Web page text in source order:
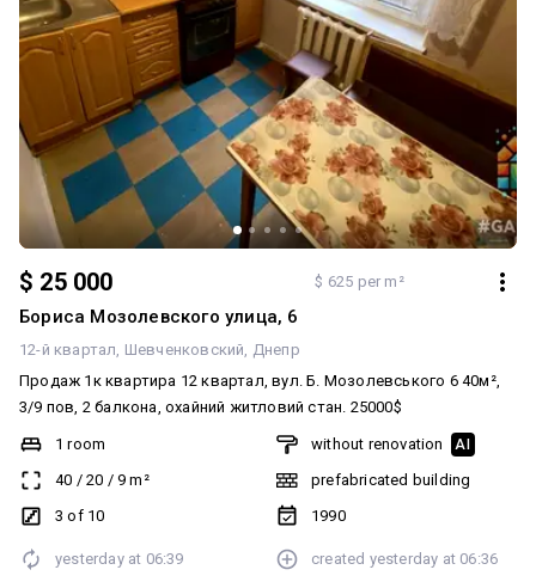
$ 25 000 $ 625 per m²
Бориса Мозолевского улица, 6
12-й квартал Шевченковский Днепр
Продаж 1к квартира 12 квартал, вул. Б. Мозолевського 6 40м²,
3/9 пов, 2 балкона, охайний житловий стан. 25000$
1 room
40 / 20 / 9 m²
3 of 10
without renovation AI
prefabricated building
1990
yesterday at 06:39 created yesterday at 06:36